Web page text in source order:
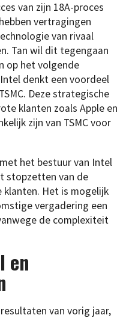
van zijn 18A-proces
vertragingen
van rivaal
Tan wil dit tegengaan
op het volgende
denkt een voordeel
Deze strategische
klanten zoals Apple en
zijn van TSMC voor
het bestuur van Intel
stopzetten van de
klanten. Het is mogelijk
vergadering een
de complexiteit
en
van vorig jaar,